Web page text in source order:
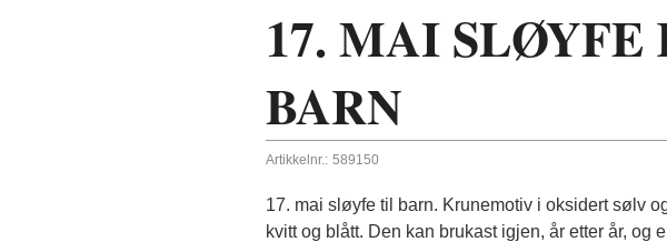
17. MAI SLØYFE
BARN
Artikkelnr.: 589150
17. mai sløyfe til barn. Krunemotiv i oksidert sølv
kvitt og blått. Den kan brukast igjen, år etter år, og